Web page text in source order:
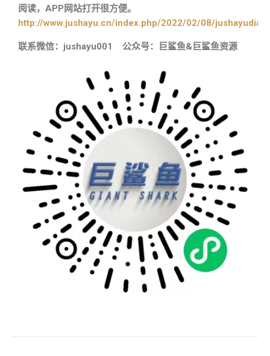
阅读，APP网站打开很方便。
http://www.jushayu.cn/index.php/2022/02/08/
联系微信：jushayu001 公众号：巨鲨鱼&巨鲨鱼资源